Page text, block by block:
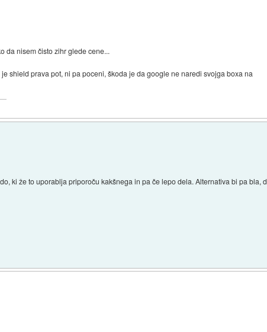
da nisem čisto zihr glede cene...
shield prava pot, ni pa poceni, škoda je da google ne naredi svojga boxa na
ki že to uporablja priporoču kakšnega in pa če lepo dela. Alternativa bi pa bla, d